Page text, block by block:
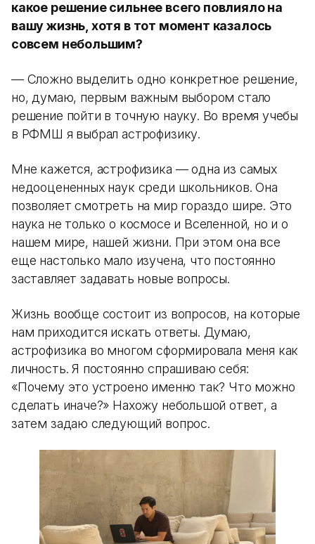
какое решение сильнее всего повлияло на
вашу жизнь, хотя в тот момент казалось
совсем небольшим?
— Сложно выделить одно конкретное решение,
но, думаю, первым важным выбором стало
решение пойти в точную науку. Во время учебы
в РФМШ я выбрал астрофизику.
Мне кажется, астрофизика — одна из самых
недооцененных наук среди школьников. Она
позволяет смотреть на мир гораздо шире. Это
наука не только о космосе и Вселенной, но и о
нашем мире, нашей жизни. При этом она все
еще настолько мало изучена, что постоянно
заставляет задавать новые вопросы.
Жизнь вообще состоит из вопросов, на которые
нам приходится искать ответы. Думаю,
астрофизика во многом сформировала меня как
личность. Я постоянно спрашиваю себя:
«Почему это устроено именно так? Что можно
сделать иначе?» Нахожу небольшой ответ, а
затем задаю следующий вопрос.